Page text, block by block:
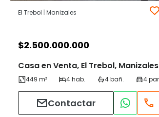
El Trebol | Manizales
$2.500.000.000
Casa en Venta, El Trebol, Manizales
Contactar